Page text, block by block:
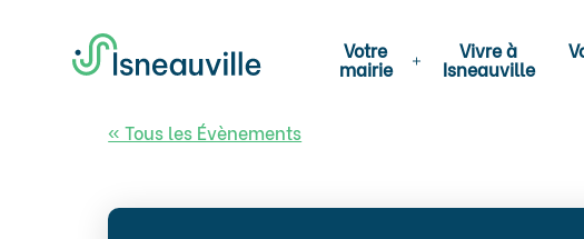
Votre
mairie
Vivre à
Isneauville
« Tous les Évènements